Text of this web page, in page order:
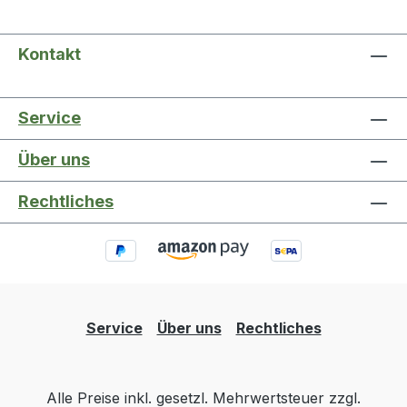
Kontakt
Service
Über uns
Rechtliches
Service Über uns Rechtliches
Alle Preise inkl. gesetzl. Mehrwertsteuer zzgl.